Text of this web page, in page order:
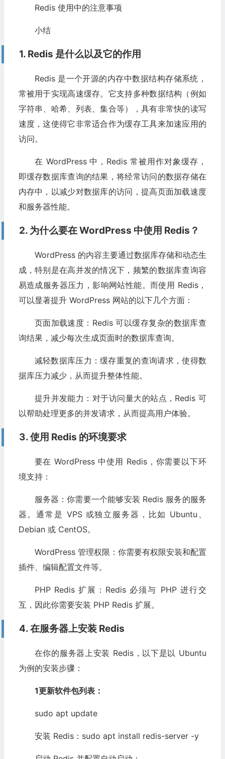
Redis 使用中的注意事项
小结
1. Redis 是什么以及它的作用
Redis 是一个开源的内存中数据结构存储系统，
常被用于实现高速缓存。它支持多种数据结构（例如
字符串、哈希、列表、集合等），具有非常快的读写
速度，这使得它非常适合作为缓存工具来加速应用的
访问。
在 WordPress 中，Redis 常被用作对象缓存，
即缓存数据库查询的结果，将经常访问的数据存储在
内存中，以减少对数据库的访问，提高页面加载速度
和服务器性能。
2. 为什么要在 WordPress 中使用 Redis？
WordPress 的内容主要通过数据库存储和动态生
成，特别是在高并发的情况下，频繁的数据库查询容
易造成服务器压力，影响网站性能。而使用 Redis，
可以显著提升 WordPress 网站的以下几个方面：
页面加载速度：Redis 可以缓存复杂的数据库查
询结果，减少每次生成页面时的数据库查询。
减轻数据库压力：缓存重复的查询请求，使得数
据库压力减少，从而提升整体性能。
提升并发能力：对于访问量大的站点，Redis 可
以帮助处理更多的并发请求，从而提高用户体验。
3. 使用 Redis 的环境要求
要在 WordPress 中使用 Redis，你需要以下环
境支持：
服务器：你需要一个能够安装 Redis 服务的服务
器。通常是 VPS 或独立服务器，比如 Ubuntu、
Debian 或 CentOS。
WordPress 管理权限：你需要有权限安装和配置
插件、编辑配置文件等。
PHP Redis 扩展：Redis 必须与 PHP 进行交
互，因此你需要安装 PHP Redis 扩展。
4. 在服务器上安装 Redis
在你的服务器上安装 Redis，以下是以 Ubuntu
为例的安装步骤：
1更新软件包列表：
sudo apt update
安装 Redis：sudo apt install redis-server -y